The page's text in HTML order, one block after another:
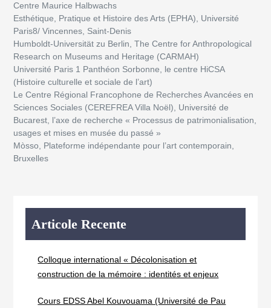
Centre Maurice Halbwachs
Esthétique, Pratique et Histoire des Arts (EPHA), Université
Paris8/ Vincennes, Saint-Denis
Humboldt-Universität zu Berlin, The Centre for Anthropological
Research on Museums and Heritage (CARMAH)
Université Paris 1 Panthéon Sorbonne, le centre HiCSA
(Histoire culturelle et sociale de l’art)
Le Centre Régional Francophone de Recherches Avancées en
Sciences Sociales (CEREFREA Villa Noël), Université de
Bucarest, l’axe de recherche « Processus de patrimonialisation,
usages et mises en musée du passé »
Mòsso, Plateforme indépendante pour l’art contemporain,
Bruxelles
Articole Recente
Colloque international « Décolonisation et
construction de la mémoire : identités et enjeux
Cours EDSS Abel Kouvouama (Université de Pau